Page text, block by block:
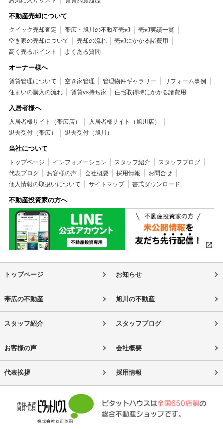
不動産売却について
クイック売却査定 帯広・旭川の不動産売却
売却実績一覧
空き家の売却について
売却の流れ
売却にかかる諸費用
高く売るポイント
よくある質問
オーナー様へ
賃貸管理について 空き家管理 管理物件ギャラリー
リフォーム事例
住まいの購入の流れ
賃貸vs持ち家 住宅取得時にかかる諸費用
入居者様へ
入居者様サイト（帯広店）
入居者様サイト（旭川店）
退去受付（帯広）
退去受付（旭川）
当社について
トップページ インフォメーション スタッフ紹介
スタッフブログ
代表ブログ
お客様の声 会社概要 採用情報
お問合せ
個人情報の取扱いについて
サイトマップ 書式ダウンロード
不動産投資家の方へ
トップページ お知らせ
帯広の不動産 旭川の不動産
スタッフ紹介 スタッフブログ
お客様の声 会社概要
代表挨拶 採用情報